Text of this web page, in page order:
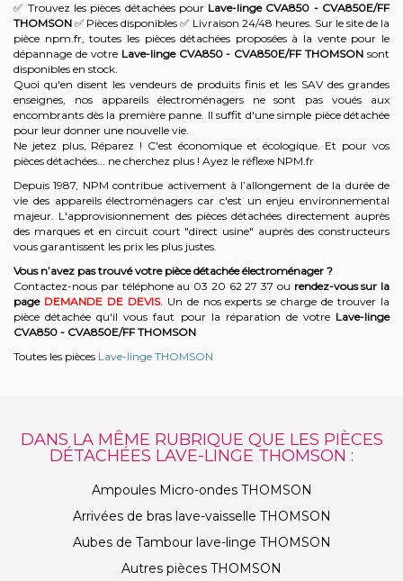
✅ Trouvez les pièces détachées pour Lave-linge CVA850 - CVA850E/FF
THOMSON✅ Pièces disponibles ✅ Livraison 24/48 heures. Sur le site de la
pièce npm.fr, toutes les pièces détachées proposées à la vente pour le
dépannage de votre Lave-linge CVA850 - CVA850E/FF THOMSON sont
disponibles en stock.
Quoi qu'en disent les vendeurs de produits finis et les SAV des grandes
enseignes, nos appareils électroménagers ne sont pas voués aux
encombrants dès la première panne. Il suffit d'une simple pièce détachée
pour leur donner une nouvelle vie.
Ne jetez plus, Réparez ! C'est économique et écologique. Et pour vos
pièces détachées... ne cherchez plus ! Ayez le réflexe NPM.fr
Depuis 1987, NPM contribue activement à l’allongement de la durée de
vie des appareils électroménagers car c'est un enjeu environnemental
majeur. L'approvisionnement des pièces détachées directement auprès
des marques et en circuit court "direct usine" auprès des constructeurs
vous garantissent les prix les plus justes.
Vous n’avez pas trouvé votre pièce détachée électroménager ?
Contactez-nous par téléphone au 03 20 62 27 37 ou rendez-vous sur la
page DEMANDE DE DEVIS. Un de nos experts se charge de trouver la
pièce détachée qu'il vous faut pour la réparation de votre Lave-linge
CVA850 - CVA850E/FF THOMSON
Toutes les pièces Lave-linge THOMSON
DANS LA MÊME RUBRIQUE QUE LES PIÈCES
DÉTACHÉES LAVE-LINGE THOMSON :
Ampoules Micro-ondes THOMSON
Arrivées de bras lave-vaisselle THOMSON
Aubes de Tambour lave-linge THOMSON
Autres pièces THOMSON